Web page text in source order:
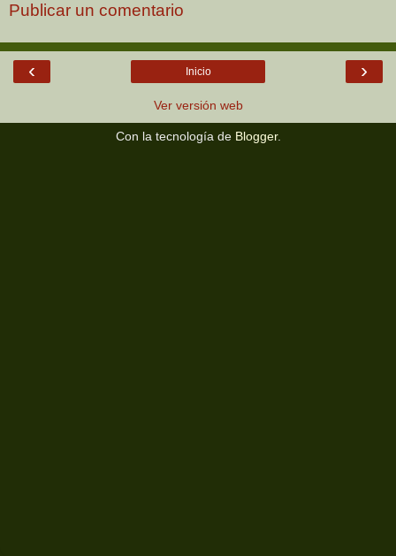
Publicar un comentario
‹ ›
Inicio
Ver versión web
Con la tecnología de Blogger.